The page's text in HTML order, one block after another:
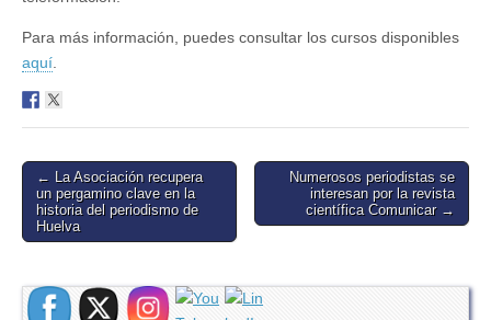
Para más información, puedes consultar los cursos disponibles
aquí
Post
navigation
← La Asociación recupera
un pergamino clave en la
historia del periodismo de
Huelva
Numerosos periodistas se
interesan por la revista
cientí­fica Comunicar →